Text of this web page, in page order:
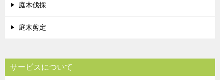
庭木伐採
庭木剪定
サービスについて